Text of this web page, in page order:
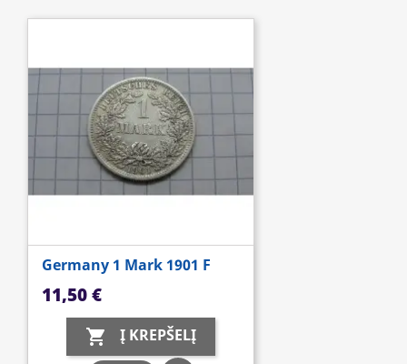
Germany 1 Mark 1901 F
Kaina
11,50 €
 Į KREPŠELĮ